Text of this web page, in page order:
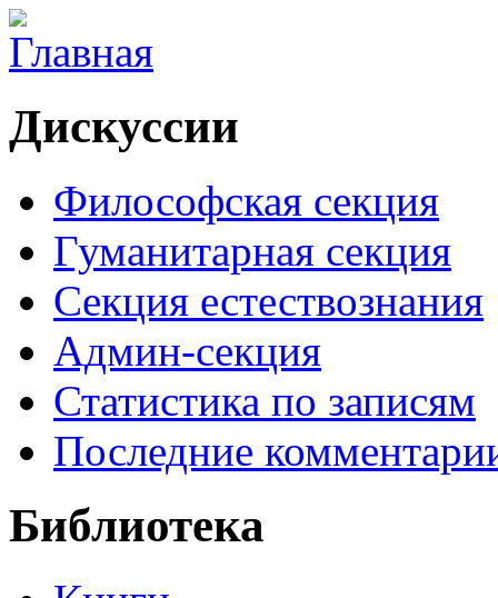
Дискуссии
Философская секция
Гуманитарная секция
Секция естествознания
Админ-секция
Статистика по записям
Последние
Библиотека